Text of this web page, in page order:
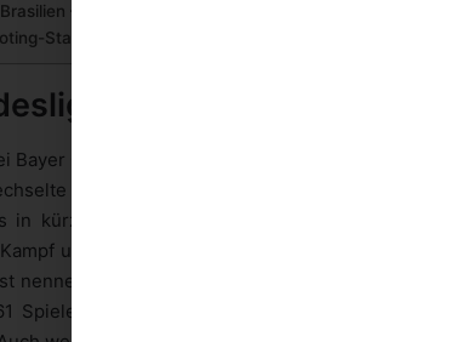
– Der Werdegang
Star der WM?
nach Brasilien – Der
Bayer 04 Leverkusen. Dort schaffte der
2011 auf Leihbasis für 2 Spielzeiten in die 2.
kürzester Zeit zum unverzichtbaren
und Leidenschaft und ist daneben technisch
nennen wir ihn „Zinedine“ Kramer. So brachte
Spiele (4 Tore, 3 Vorlagen) und spielte sich